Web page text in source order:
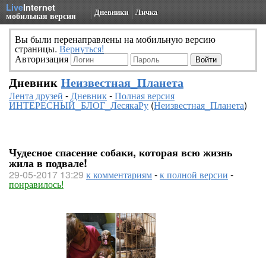
LiveInternet
мобильная версия Дневники Личка
Вы были перенаправлены на мобильную версию
страницы. Вернуться!
Авторизация
Дневник Неизвестная_Планета
Лента друзей -Дневник-Полная версия
ИНТЕРЕСНЫЙ_БЛОГ_ЛесякаРу(Неизвестная_Планета)
Чудесное спасение собаки, которая всю жизнь
жила в подвале!
29-05-2017 13:29 к комментариям-к полной версии -
понравилось!